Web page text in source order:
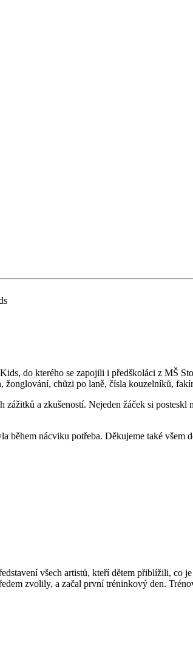
do kterého se zapojili i předškoláci z MŠ
chůzi po laně, čísla kouzelníků,
a zkušeností. Nejeden žáček si
během nácviku potřeba. Děkujeme také
všech artistů, kteří dětem přiblížili, co
zvolily, a začal první tréninkový den.